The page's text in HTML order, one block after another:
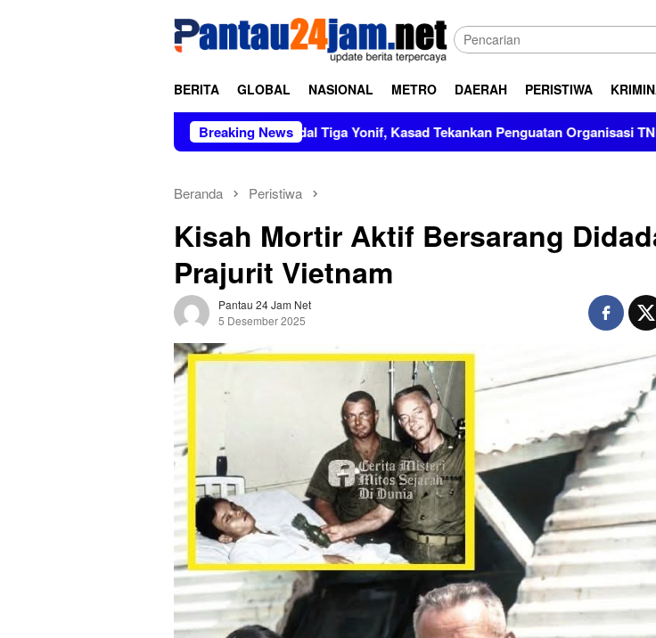
BERITA GLOBAL NASIONAL METRO DAERAH PERISTIWA
Breaking News
Pimpin Sertijab dan Alih Kodal Tiga Yonif, Kasad Tekankan Penguatan Organisasi TNI AD
Beranda Peristiwa
Kisah Mortir Aktif Bersarang
Prajurit Vietnam
Pantau 24 Jam Net
5 Desember 2025